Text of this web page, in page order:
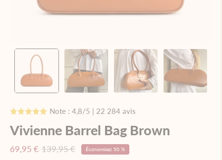
Note : 4,8/5 | 22 284 avis
Vivienne Barrel Bag Brown
69,95 € 139,95 € Économisez 50 %